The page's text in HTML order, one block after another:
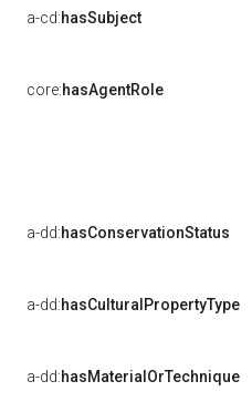
a-cd:hasSubject
core:hasAgentRole
a-dd:hasConservationStatus
a-dd:hasCulturalPropertyType
a-dd:hasMaterialOrTechnique